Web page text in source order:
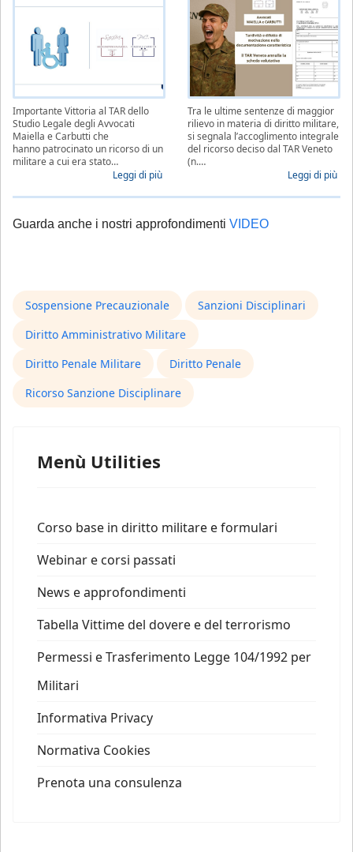
Importante Vittoria al TAR dello
Studio Legale degli Avvocati
Maiella e Carbutti che
hanno patrocinato un ricorso di un
militare a cui era stato…
Leggi di più
Tra le ultime sentenze di maggior
rilievo in materia di diritto militare,
si segnala l’accoglimento integrale
del ricorso deciso dal TAR Veneto
(n.…
Leggi di più
Guarda anche i nostri approfondimenti VIDEO
Sospensione Precauzionale
Sanzioni Disciplinari
Diritto Amministrativo Militare
Diritto Penale Militare
Diritto Penale
Ricorso Sanzione Disciplinare
Menù Utilities
Corso base in diritto militare e formulari
Webinar e corsi passati
News e approfondimenti
Tabella Vittime del dovere e del terrorismo
Permessi e Trasferimento Legge 104/1992 per
Militari
Informativa Privacy
Normativa Cookies
Prenota una consulenza